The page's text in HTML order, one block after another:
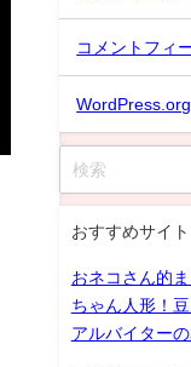
コメントフィ
WordPress.org
おすすめサイト
おネコさん的
ちゃん人形！
アルバイター